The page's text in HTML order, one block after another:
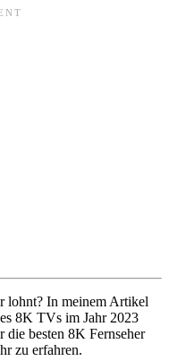
lohnt? In meinem Artikel
8K TVs im Jahr 2023
besten 8K Fernseher
zu erfahren.